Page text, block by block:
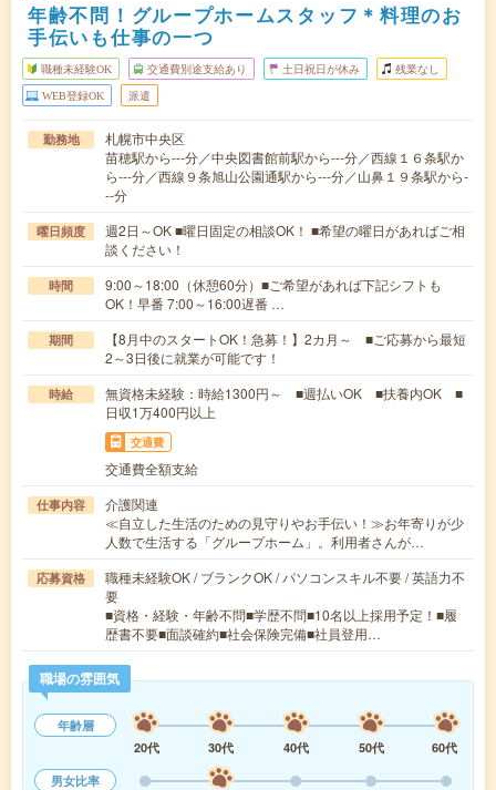
年齢不問！グループホームスタッフ＊料理のお
手伝いも仕事の一つ
職種未経験OK 交通費別途支給あり 土日祝日が休み 残業なし
WEB登録OK 派遣
勤務地
札幌市中央区
苗穂駅から---分／中央図書館前駅から---分／西線１６条駅か
ら---分／西線９条旭山公園通駅から---分／山鼻１９条駅から-
--分
曜日頻度
週2日～OK ■曜日固定の相談OK！ ■希望の曜日があればご相
談ください！
時間
9:00～18:00（休憩60分）■ご希望があれば下記シフトも
OK！早番 7:00～16:00遅番 …
期間
【8月中のスタートOK！急募！】2カ月～ ■ご応募から最短
2～3日後に就業が可能です！
時給
無資格未経験：時給1300円～ ■週払いOK ■扶養内OK ■
日収1万400円以上
交通費
交通費全額支給
仕事内容
介護関連
≪自立した生活のための見守りやお手伝い！≫お年寄りが少
人数で生活する「グループホーム」。利用者さんが…
応募資格
職種未経験OK / ブランクOK / パソコンスキル不要 / 英語力不
要
■資格・経験・年齢不問■学歴不問■10名以上採用予定！■履
歴書不要■面談確約■社会保険完備■社員登用…
職場の雰囲気
年齢層
20代
30代 40代 50代
60代
男女比率